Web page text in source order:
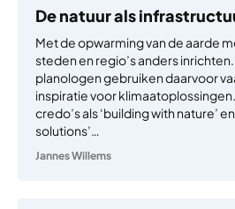
De natuur als
Met de opwarming van de aarde
steden en regio’s anders
planologen gebruiken daarvoor
inspiratie voor klimaatoplossingen.
credo’s als ‘building with nature’
solutions’…
Jannes Willems